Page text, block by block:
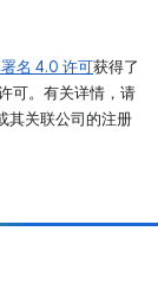
名 4.0 许可获得了
可。有关详情，请
其关联公司的注册